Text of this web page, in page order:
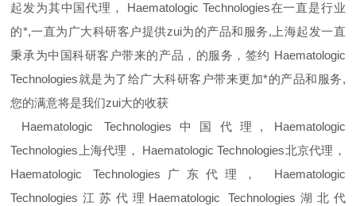
起发为其中国代理， Haematologic Technologies在一直是行业
的*,一直为广大科研客户提供zui为的产品和服务,上海起发一直
秉承为中国科研客户带来的产品，的服务，签约 Haematologic
Technologies就是为了给广大科研客户带来更加*的产品和服务,
您的满意将是我们zui大的收获
Haematologic Technologies 中国代理, Haematologic
Technologies 上海代理， Haematologic Technologies北京代理，
Haematologic Technologies 广东代理， Haematologic
Technologies 江苏代理 Haematologic Technologies 湖北代